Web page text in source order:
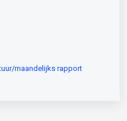
maandelijks rapport